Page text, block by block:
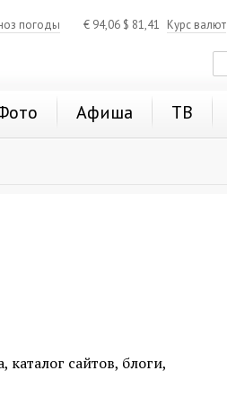
погоды € 94,06 $ 81,41 Курс валют
Афиша ТВ
сайтов, блоги,